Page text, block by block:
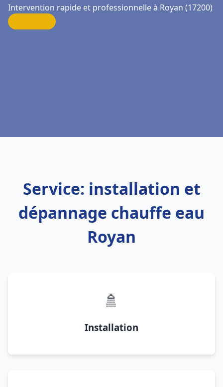
Intervention rapide et professionnelle à Royan (17200)
Service: installation et
dépannage chauffe eau
Royan
🚿
Installation